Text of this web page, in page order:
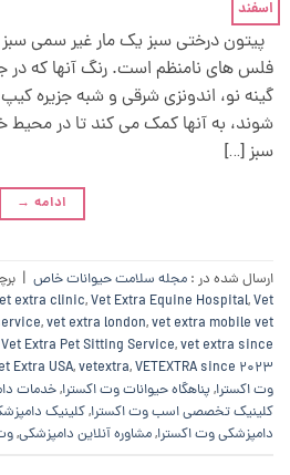
اسفند
پیتون درختی سبز یک مار غیر سمی
فلس های نامنظم است. رنگ آنها که در
گینه نو، اندونزی شرقی و شبه جزیره
شوند، به آنها کمک می کند تا در محیط
سبز […]
ادامه →
ارسال شده در : مجله سلامت حیوانات خاص |
extra clinic,Vet Extra Equine Hospital,Vet
,vet extra london,vet extra mobile vet
Vet Extra Pet Sitting Service,vet extra since
Extra USA,vetextra,VETEXTRA since 2023
وت اکسترا,پناهگاه حیوانات وت اکسترا,خدمات
کلینیک تخصصی اسب وت اکسترا,کلینیک
دامپزشکی وت اکسترا,مشاوره آنلاین دامپزشکی,